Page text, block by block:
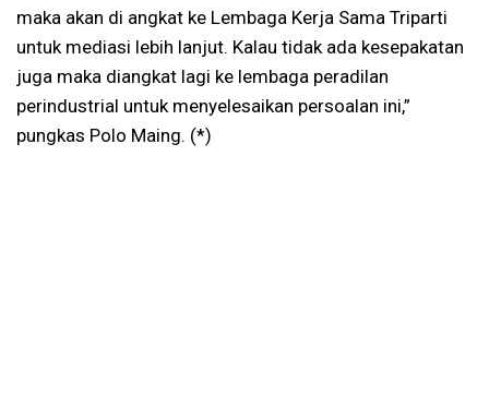
maka akan di angkat ke Lembaga Kerja Sama Triparti
untuk mediasi lebih lanjut. Kalau tidak ada kesepakatan
juga maka diangkat lagi ke lembaga peradilan
perindustrial untuk menyelesaikan persoalan ini,”
pungkas Polo Maing. (*)